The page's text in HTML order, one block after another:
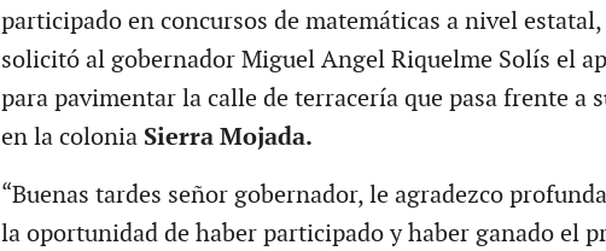
participado en concursos de matemáticas a nivel estatal,
solicitó al gobernador Miguel Angel Riquelme Solís el
para pavimentar la calle de terracería que pasa frente a
en la colonia Sierra Mojada.
“Buenas tardes señor gobernador, le agradezco
la oportunidad de haber participado y haber ganado el